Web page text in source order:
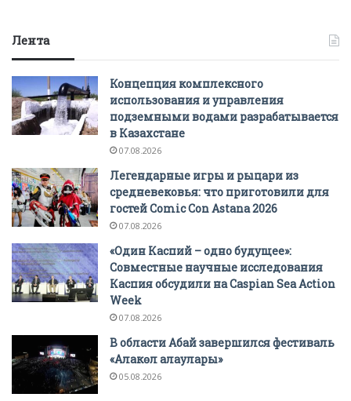
Лента
Концепция комплексного
использования и управления
подземными водами разрабатывается
в Казахстане
07.08.2026
Легендарные игры и рыцари из
средневековья: что приготовили для
гостей Comic Con Astana 2026
07.08.2026
«Один Каспий – одно будущее»:
Совместные научные исследования
Каспия обсудили на Caspian Sea Action
Week
07.08.2026
В области Абай завершился фестиваль
«Алакөл алаулары»
05.08.2026